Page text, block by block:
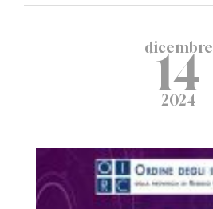
dicembre
14
2024